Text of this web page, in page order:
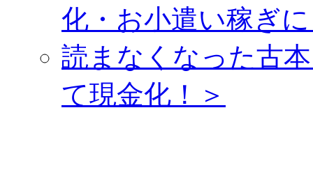
化・お小遣い稼ぎ
読まなくなった古
て現金化！＞